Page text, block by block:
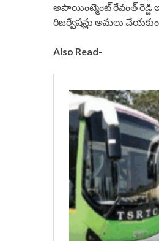
అపాయింట్మెంట్ రేవంత్ రెడ్డి
రిజర్వేషన్లు అమలు
Also Read-